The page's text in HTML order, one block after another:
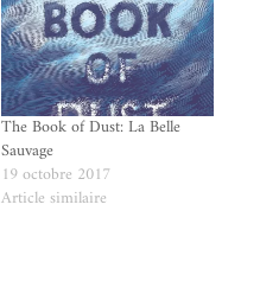
The Book of Dust: La Belle
Sauvage
19 octobre 2017
Article similaire